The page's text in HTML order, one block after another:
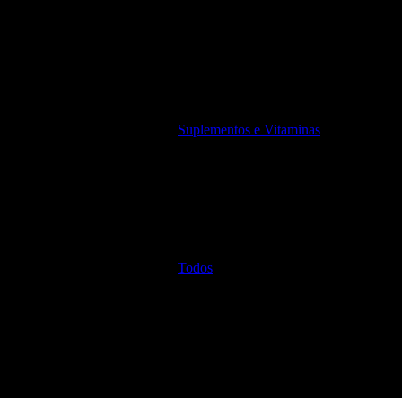
Suplementos e Vitaminas
Todos